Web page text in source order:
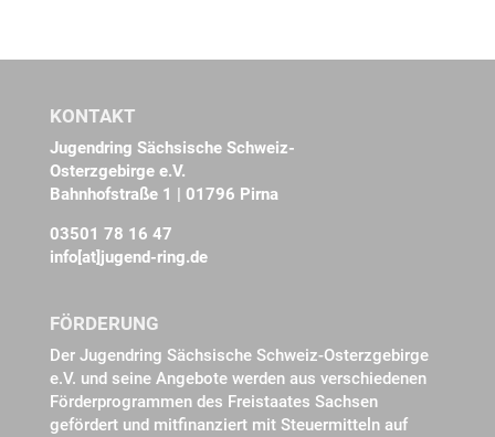
KONTAKT
Jugendring Sächsische Schweiz-
Osterzgebirge e.V.
Bahnhofstraße 1 | 01796 Pirna
03501 78 16 47
info[at]jugend-ring.de
FÖRDERUNG
Der Jugendring Sächsische Schweiz-Osterzgebirge
e.V. und seine Angebote werden aus verschiedenen
Förderprogrammen des Freistaates Sachsen
gefördert und mitfinanziert mit Steuermitteln auf